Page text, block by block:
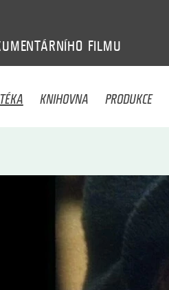
FILMU
KNIHOVNA PRODUKCE